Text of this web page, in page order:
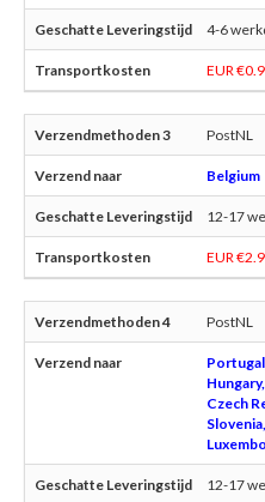
4-6
EUR
PostNL
Belgium
12-17
EUR
PostNL
Czech
12-17